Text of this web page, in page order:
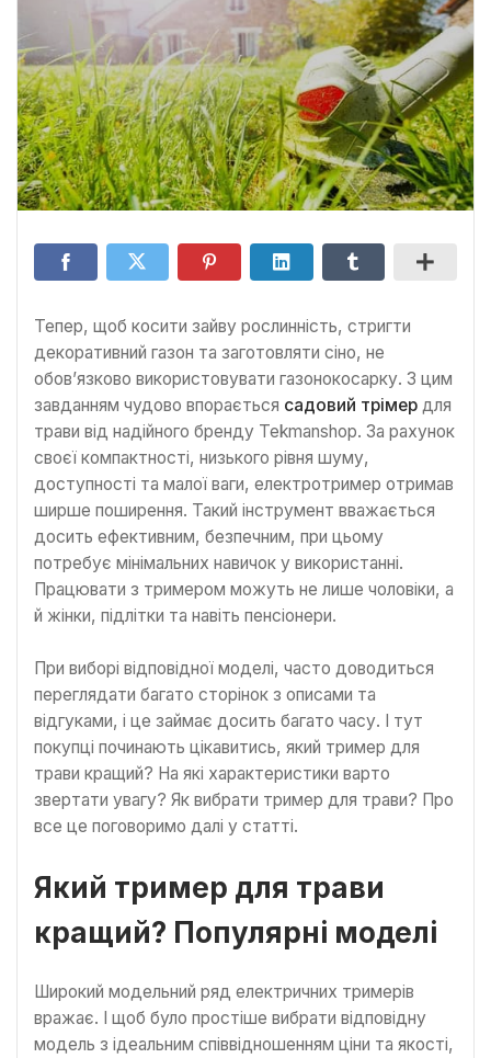
Тепер, щоб косити зайву рослинність, стригти
декоративний газон та заготовляти сіно, не
обов’язково використовувати газонокосарку. З цим
завданням чудово впорається садовий трімер для
трави від надійного бренду Tekmanshop. За рахунок
своєї компактності, низького рівня шуму,
доступності та малої ваги, електротример отримав
ширше поширення. Такий інструмент вважається
досить ефективним, безпечним, при цьому
потребує мінімальних навичок у використанні.
Працювати з тримером можуть не лише чоловіки, а
й жінки, підлітки та навіть пенсіонери.
При виборі відповідної моделі, часто доводиться
переглядати багато сторінок з описами та
відгуками, і це займає досить багато часу. І тут
покупці починають цікавитись, який тример для
трави кращий? На які характеристики варто
звертати увагу? Як вибрати тример для трави? Про
все це поговоримо далі у статті.
Який тример для трави
кращий? Популярні моделі
Широкий модельний ряд електричних тримерів
вражає. І щоб було простіше вибрати відповідну
модель з ідеальним співвідношенням ціни та якості,